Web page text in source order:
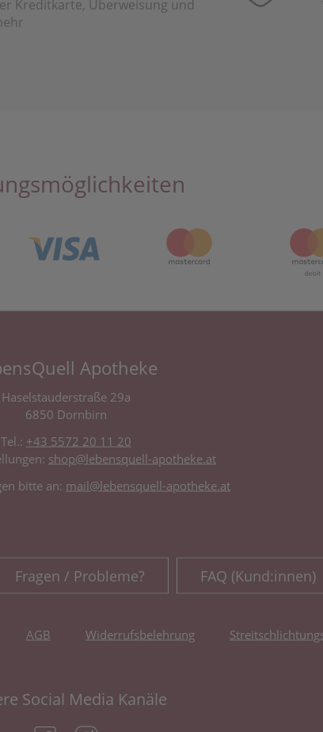
Kreditkarte, Überweisung und
Apotheke
Haselstauderstraße 29a
6850 Dornbirn
Tel.: +43 5572 20 11 20
shop@lebensquell-apotheke.at
bitte an: mail@lebensquell-apotheke.at
Fragen / Probleme? FAQ (Kund:innen)
AGB Widerrufsbelehrung
Social Media Kanäle